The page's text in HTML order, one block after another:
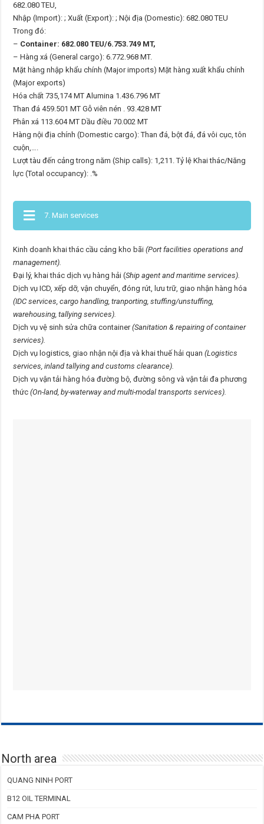
682.080 TEU,
Nhập (Import): ; Xuất (Export): ; Nội địa (Domestic): 682.080 TEU
Trong đó:
– Container: 682.080 TEU/6.753.749 MT,
– Hàng xá (General cargo): 6.772.968 MT.
Mặt hàng nhập khẩu chính (Major imports) Mặt hàng xuất khẩu chính
(Major exports)
Hóa chất 735,174 MT Alumina 1.436.796 MT
Than đá 459.501 MT Gỗ viên nén . 93.428 MT
Phân xá 113.604 MT Dầu điều 70.002 MT
Hàng nội địa chính (Domestic cargo): Than đá, bột đá, đá vôi cục, tôn
cuộn,….
Lượt tàu đến cảng trong năm (Ship calls): 1,211. Tỷ lệ Khai thác/Năng
lực (Total occupancy): .%
7. Main services
Kinh doanh khai thác cầu cảng kho bãi(Port facilities operations and
management).
Đại lý, khai thác dịch vụ hàng hải (Ship agent and maritime services).
Dịch vụ ICD, xếp dỡ, vận chuyển, đóng rút, lưu trữ, giao nhận hàng hóa
(IDC services, cargo handling, tranporting, stuffing/unstuffing,
warehousing, tallying services).
Dịch vụ vệ sinh sửa chữa container(Sanitation & repairing of container
services).
Dịch vụ logistics, giao nhận nội địa và khai thuế hải quan(Logistics
services, inland tallying and customs clearance).
Dịch vụ vận tải hàng hóa đường bộ, đường sông và vận tải đa phương
thức(On-land, by-waterway and multi-modal transports services).
North area
QUANG NINH PORT
B12 OIL TERMINAL
CAM PHA PORT